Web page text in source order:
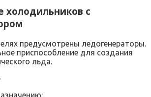
холодильников с
предусмотрены ледогенераторы.
приспособление для создания
льда.